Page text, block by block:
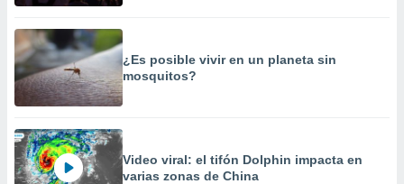
¿Es posible vivir en un planeta sin
mosquitos?
Video viral: el tifón Dolphin impacta en
varias zonas de China